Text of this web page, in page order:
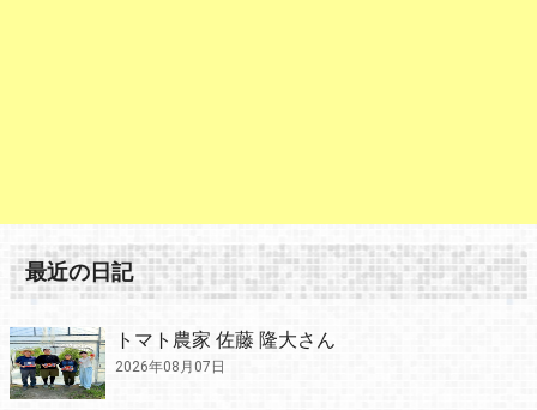
最近の日記
トマト農家 佐藤 隆大さん
2026年08月07日